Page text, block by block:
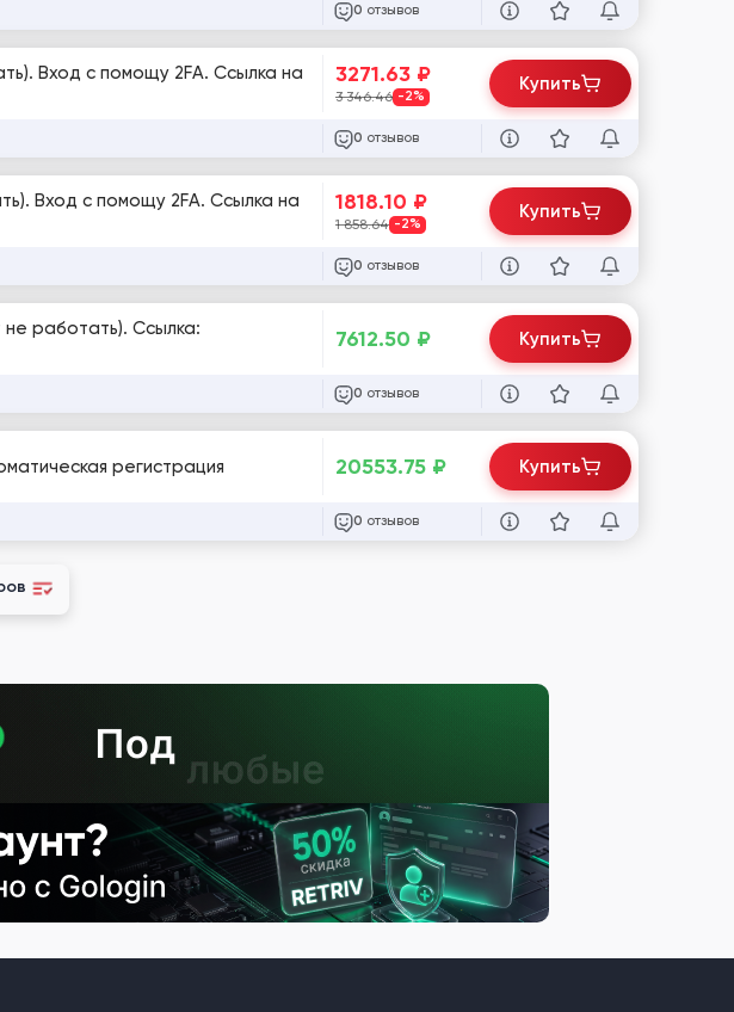
0 отзывов
Вход с помощу 2FA. Ссылка на
3271.63 ₽
3 346.46 -2%
0 отзывов
Купить
Вход с помощу 2FA. Ссылка на
1818.10 ₽
1 858.64 -2%
0 отзывов
Купить
работать). Ссылка:
7612.50 ₽
0 отзывов
Купить
регистрация 20553.75 ₽
0 отзывов
Купить